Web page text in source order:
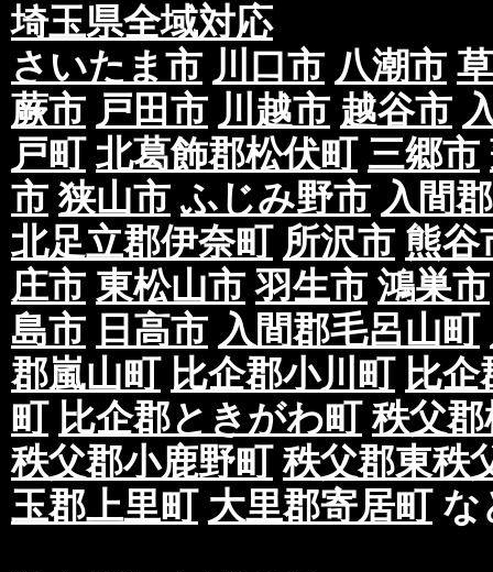
埼玉県全域対応
さいたま市 川口市 八潮市
蕨市 戸田市 川越市 越谷市
戸町 北葛飾郡松伏町 三郷市
市 狭山市 ふじみ野市 入間
北足立郡伊奈町 所沢市 熊谷
庄市 東松山市 羽生市 鴻巣市
島市 日高市 入間郡毛呂山町
郡嵐山町 比企郡小川町 比
町 比企郡ときがわ町 秩父
秩父郡小鹿野町 秩父郡東秩
玉郡上里町 大里郡寄居町な